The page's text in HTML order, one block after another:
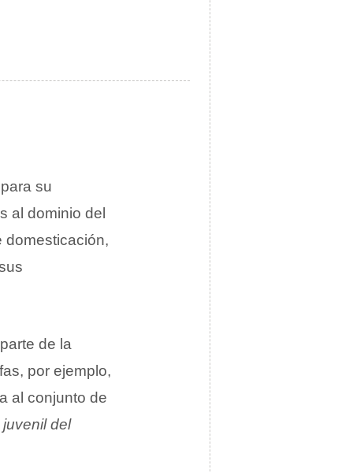
su
al dominio del
domesticación,
de la
por ejemplo,
al conjunto de
del